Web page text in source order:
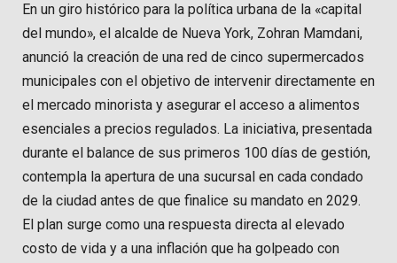
En un giro histórico para la política urbana de la «capital
del mundo», el alcalde de Nueva York, Zohran Mamdani,
anunció la creación de una red de cinco supermercados
municipales con el objetivo de intervenir directamente en
el mercado minorista y asegurar el acceso a alimentos
esenciales a precios regulados. La iniciativa, presentada
durante el balance de sus primeros 100 días de gestión,
contempla la apertura de una sucursal en cada condado
de la ciudad antes de que finalice su mandato en 2029.
El plan surge como una respuesta directa al elevado
costo de vida y a una inflación que ha golpeado con